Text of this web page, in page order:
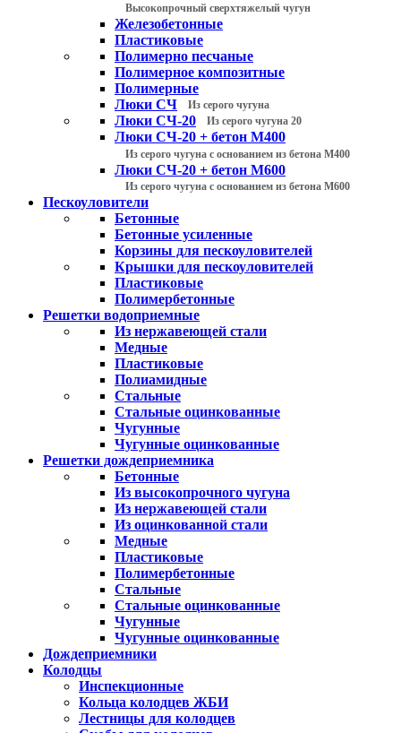
Высокопрочный сверхтяжелый чугун
Железобетонные
Пластиковые
Полимерно песчаные
Полимерное композитные
Полимерные
Люки СЧ
Из серого чугуна
Люки СЧ-20 Из серого чугуна 20
Люки СЧ-20 + бетон М400
Из серого чугуна с основанием из бетона М400
Люки СЧ-20 + бетон М600
Из серого чугуна с основанием из бетона М600
Пескоуловители
Бетонные
Бетонные усиленные
Корзины для пескоуловителей
Крышки для пескоуловителей
Пластиковые
Полимербетонные
Решетки водоприемные
Из нержавеющей стали
Медные
Пластиковые
Полиамидные
Стальные
Стальные оцинкованные
Чугунные
Чугунные оцинкованные
Решетки дождеприемника
Бетонные
Из высокопрочного чугуна
Из нержавеющей стали
Из оцинкованной стали
Медные
Пластиковые
Полимербетонные
Стальные
Стальные оцинкованные
Чугунные
Чугунные оцинкованные
Дождеприемники
Колодцы
Инспекционные
Кольца колодцев ЖБИ
Лестницы для колодцев